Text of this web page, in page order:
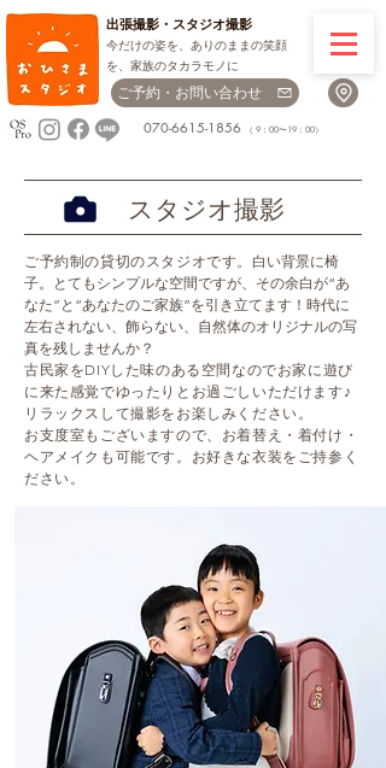
出張撮影・ スタジオ撮影
今だけの姿を、ありのままの笑顔
を、家族のタカラモノに
ご予約・お問い合わせ
070-6615-1856 （ 9：00〜19：00）
スタジオ撮影
​ご予約制の貸切のスタジオです。 白い背景に椅
子。とてもシンプルな空間ですが、その余白が“あ
なた”と“あなたのご家族”を引き立てます！時代に
左右されない、飾らない、自然体のオリジナルの写
真を残しませんか？
古民家をDIYした味のある空間なのでお家に遊び
に来た感覚でゆったりとお過ごしいただけます♪
リラックスして撮影をお楽しみください。
お支度室もございますので、お着替え・着付け・
ヘアメイクも可能です。お好きな衣装をご持参く
ださい。